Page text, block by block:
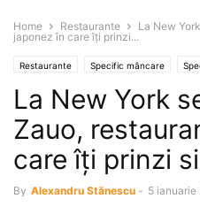
Home Restaurante
La New
japonez în care îţi prinzi...
Restaurante Specific mâncare
La New York
Zauo,
care îţi prinzi
By Alexandru Stănescu - 5 ianuarie